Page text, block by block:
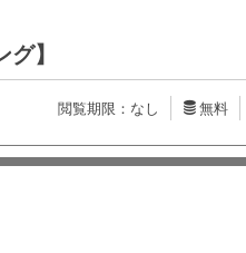
】
無料
閲覧期限：なし